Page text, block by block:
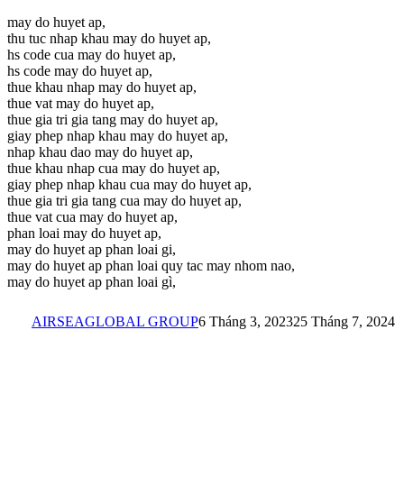
may do huyet ap,
thu tuc nhap khau may do huyet ap,
hs code cua may do huyet ap,
hs code may do huyet ap,
thue khau nhap may do huyet ap,
thue vat may do huyet ap,
thue gia tri gia tang may do huyet ap,
giay phep nhap khau may do huyet ap,
nhap khau dao may do huyet ap,
thue khau nhap cua may do huyet ap,
giay phep nhap khau cua may do huyet ap,
thue gia tri gia tang cua may do huyet ap,
thue vat cua may do huyet ap,
phan loai may do huyet ap,
may do huyet ap phan loai gi,
may do huyet ap phan loai quy tac may nhom nao,
may do huyet ap phan loai gì,
AIRSEAGLOBAL GROUP6 Tháng 3, 202325 Tháng 7, 2024